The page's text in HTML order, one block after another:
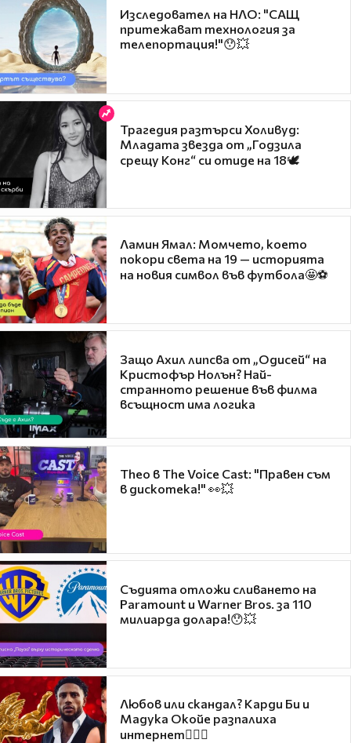
Изследовател на НЛО: "САЩ
притежават технология за
телепортация!"😯💥
Трагедия разтърси Холивуд:
Младата звезда от „Годзила
срещу Конг“ си отиде на 18🕊️
Ламин Ямал: Момчето, което
покори света на 19 — историята
на новия символ във футбола🤩⚽
Защо Ахил липсва от „Одисей“ на
Кристофър Нолън? Най-
странното решение във филма
всъщност има логика
Theo в The Voice Cast: "Правен съм
в дискотека!" 👀💥
Съдията отложи сливането на
Paramount и Warner Bros. за 110
милиарда долара!😯💥
Любов или скандал? Карди Би и
Мадука Окойе разпалиха
интернет❤️‍🔥🔥